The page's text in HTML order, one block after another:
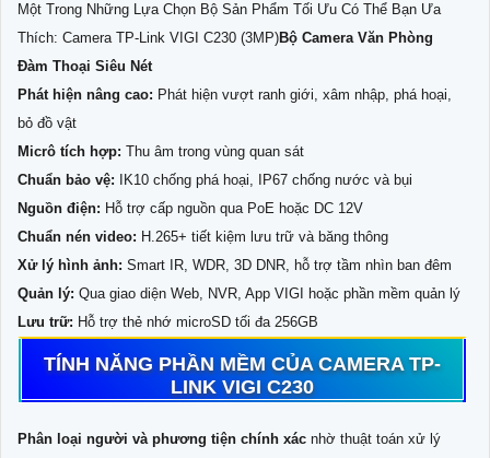
Một Trong Những Lựa Chọn Bộ Sản Phẩm Tối Ưu Có Thể Bạn Ưa
Thích: Camera TP-Link VIGI C230 (3MP)Bộ Camera Văn Phòng
Đàm Thoại Siêu Nét
Phát hiện nâng cao: Phát hiện vượt ranh giới, xâm nhập, phá hoại,
bỏ đồ vật
Micrô tích hợp: Thu âm trong vùng quan sát
Chuẩn bảo vệ: IK10 chống phá hoại, IP67 chống nước và bụi
Nguồn điện: Hỗ trợ cấp nguồn qua PoE hoặc DC 12V
Chuẩn nén video: H.265+ tiết kiệm lưu trữ và băng thông
Xử lý hình ảnh: Smart IR, WDR, 3D DNR, hỗ trợ tầm nhìn ban đêm
Quản lý: Qua giao diện Web, NVR, App VIGI hoặc phần mềm quản lý
Lưu trữ: Hỗ trợ thẻ nhớ microSD tối đa 256GB
TÍNH NĂNG PHẦN MỀM CỦA CAMERA TP-
LINK VIGI C230
Phân loại người và phương tiện chính xác nhờ thuật toán xử lý